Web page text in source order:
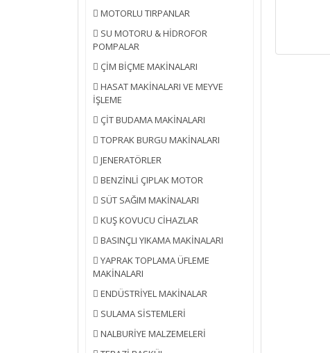
MOTORLU TIRPANLAR
SU MOTORU & HİDROFOR
POMPALAR
ÇİM BİÇME MAKİNALARI
HASAT MAKİNALARI VE MEYVE
İŞLEME
ÇİT BUDAMA MAKİNALARI
TOPRAK BURGU MAKİNALARI
JENERATÖRLER
BENZİNLİ ÇIPLAK MOTOR
SÜT SAĞIM MAKİNALARI
KUŞ KOVUCU CİHAZLAR
BASINÇLI YIKAMA MAKİNALARI
YAPRAK TOPLAMA ÜFLEME
MAKİNALARI
ENDÜSTRİYEL MAKİNALAR
SULAMA SİSTEMLERİ
NALBURİYE MALZEMELERİ